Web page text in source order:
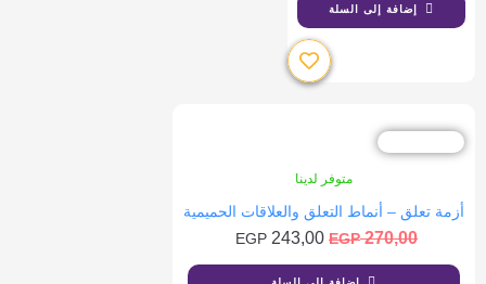
إضافة إلى السلة
متوفر لدينا
أزمة تعلق – أنماط التعلق والعلاقات الحميمية
270,00
EGP
243,00
EGP